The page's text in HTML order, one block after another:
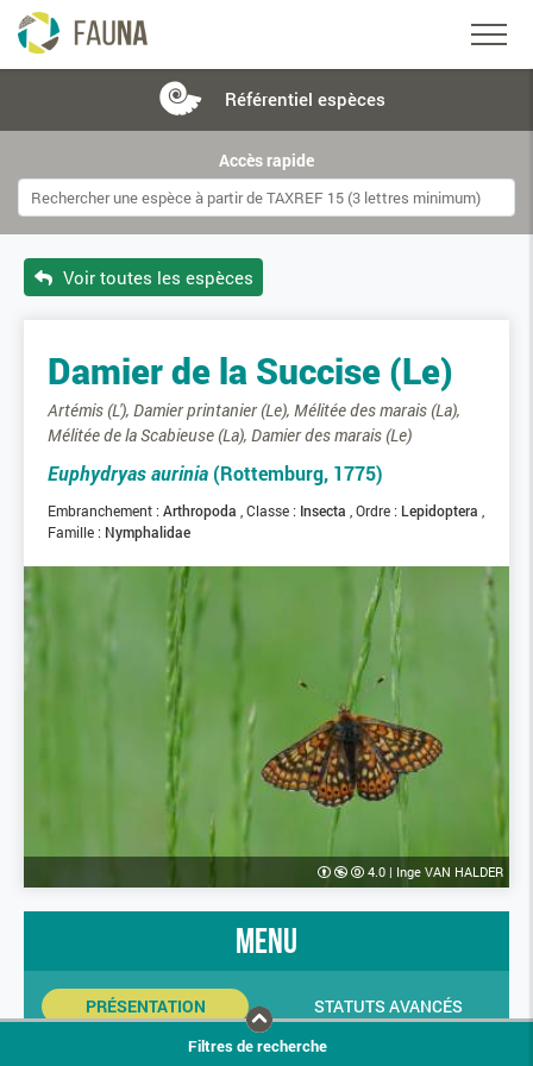
Référentiel espèces
Accès rapide
Voir toutes les espèces
Damier de la Succise (Le)
Artémis (L'), Damier printanier (Le), Mélitée des marais (La),
Mélitée de la Scabieuse (La), Damier des marais (Le)
Euphydryas aurinia (Rottemburg, 1775)
Embranchement : Arthropoda Classe : Insecta Ordre : Lepidoptera
Famille : Nymphalidae
4.0 | Inge VAN HALDER
menu
PRÉSENTATION STATUTS AVANCÉS
INDICATEURS SINPFiltres de recherche